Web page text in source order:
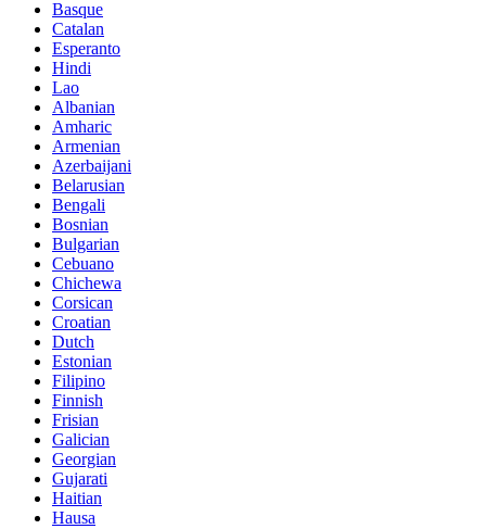
Basque
Catalan
Esperanto
Hindi
Lao
Albanian
Amharic
Armenian
Azerbaijani
Belarusian
Bengali
Bosnian
Bulgarian
Cebuano
Chichewa
Corsican
Croatian
Dutch
Estonian
Filipino
Finnish
Frisian
Galician
Georgian
Gujarati
Haitian
Hausa